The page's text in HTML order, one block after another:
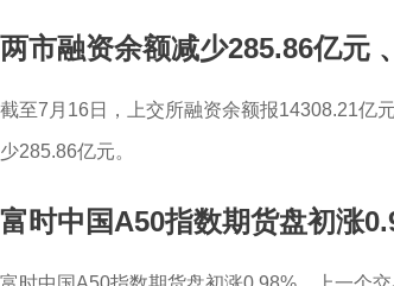
两市融资余额减少285.86亿元 、
截至7月16日，上交所融资余额报14308.21亿
少285.86亿元。
富时中国A50指数期货盘初涨